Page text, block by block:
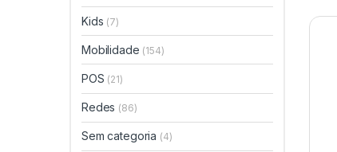
Kids (7)
Mobilidade (154)
POS (21)
Redes (86)
Sem categoria (4)